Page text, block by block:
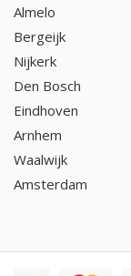
Almelo
Bergeijk
Nijkerk
Den Bosch
Eindhoven
Arnhem
Waalwijk
Amsterdam